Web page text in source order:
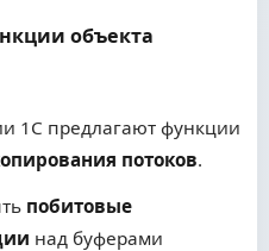
объекта
1С предлагают функции
потоков.
побитовые
над буферами